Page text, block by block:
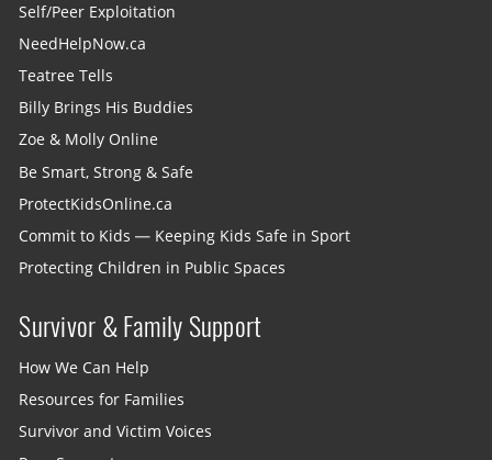
Self/Peer Exploitation
NeedHelpNow.ca
Teatree Tells
Billy Brings His Buddies
Zoe & Molly Online
Be Smart, Strong & Safe
ProtectKidsOnline.ca
Commit to Kids — Keeping Kids Safe in Sport
Protecting Children in Public Spaces
Survivor & Family Support
How We Can Help
Resources for Families
Survivor and Victim Voices